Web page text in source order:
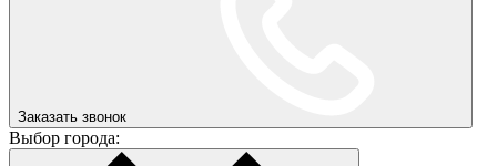
Заказать звонок
Выбор города: